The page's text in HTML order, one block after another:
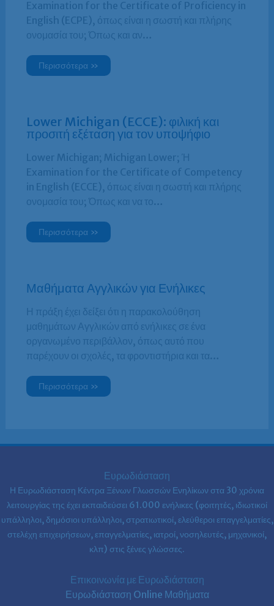
Examination for the Certificate of Proficiency in
English (ECPE), όπως είναι η σωστή και πλήρης
ονομασία του; Όπως και αν…
Περισσότερα »
Lower Michigan (ECCE): φιλική και
προσιτή εξέταση για τον υποψήφιο
Lower Michigan; Michigan Lower; Ή
Examination for the Certificate of Competency
in English (ECCE), όπως είναι η σωστή και πλήρης
ονομασία του; Όπως και να το…
Περισσότερα »
Μαθήματα Αγγλικών για Ενήλικες
Η πράξη έχει δείξει ότι η παρακολούθηση
μαθημάτων Αγγλικών από ενήλικες σε ένα
οργανωμένο περιβάλλον, όπως αυτό που
παρέχουν οι σχολές, τα φροντιστήρια και τα…
Περισσότερα »
Ευρωδιάσταση
Η Ευρωδιάσταση Κέντρα Ξένων Γλωσσών Ενηλίκων στα 30 χρόνια
λειτουργίας της έχει εκπαιδεύσει 61.000 ενήλικες (φοιτητές, ιδιωτικοί
υπάλληλοι, δημόσιοι υπάλληλοι, στρατιωτικοί, ελεύθεροι επαγγελματίες,
στελέχη επιχειρήσεων, επαγγελματίες, ιατροί, νοσηλευτές, μηχανικοί,
κλπ) στις ξένες γλώσσες.
Επικοινωνία με Ευρωδιάσταση
Ευρωδιάσταση Online Μαθήματα